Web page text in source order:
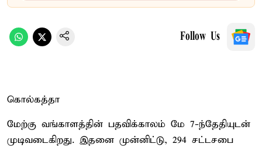
Follow Us
கொல்கத்தா
மேற்கு வங்காளத்தின் பதவிக்காலம் மே 7-ந்தேதியுடன்
முடிவடைகிறது. இதனை முன்னிட்டு, 294 சட்டசபை